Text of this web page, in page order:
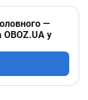
—
OBOZ.UA у